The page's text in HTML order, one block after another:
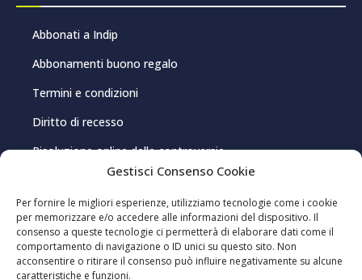
Gestisci Consenso Cookie
Per fornire le migliori esperienze, utilizziamo tecnologie come i cookie
per memorizzare e/o accedere alle informazioni del dispositivo. Il
consenso a queste tecnologie ci permetterà di elaborare dati come il
comportamento di navigazione o ID unici su questo sito. Non
acconsentire o ritirare il consenso può influire negativamente su alcune
caratteristiche e funzioni.
Abbonati a Indip
Abbonamenti buono regalo
Termini e condizioni
Diritto di recesso
Risoluzione online delle controversie
PRIVACY E COOKIE
Privacy Policy
Cookie Policy